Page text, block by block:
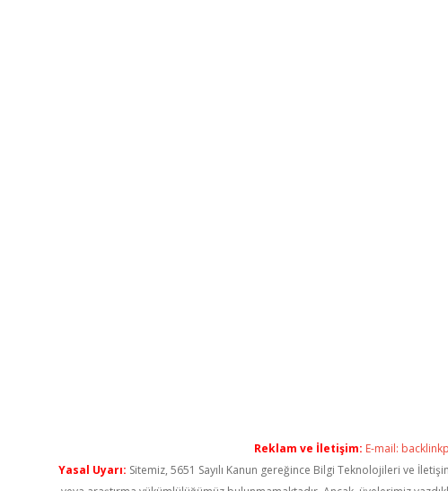
Reklam ve İletişim: E-mail:
Yasal Uyarı: Sitemiz, 5651 Sayılı Kanun gereğince Bilgi Teknolojileri ve